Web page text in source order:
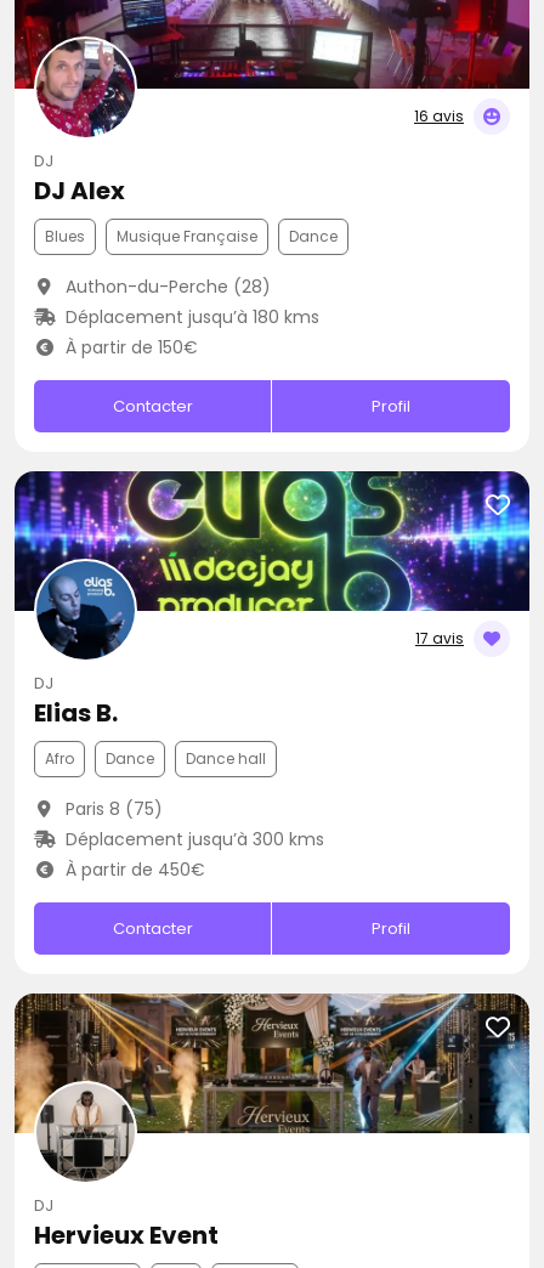
16 avis
DJ
DJ Alex
Blues Musique Française Dance
Authon-du-Perche (28)
Déplacement jusqu’à 180 kms
À partir de 150€
Contacter Profil
17 avis
DJ
Elias B.
Afro Dance Dance hall
Paris 8 (75)
Déplacement jusqu’à 300 kms
À partir de 450€
Contacter Profil
DJ
Hervieux Event